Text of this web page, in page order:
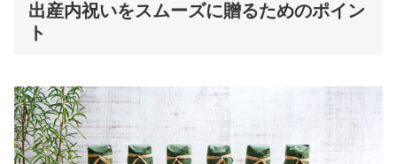
出産内祝いをスムーズに贈るためのポイン
ト